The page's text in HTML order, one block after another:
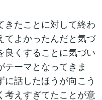
きたことに対して終わ
てよかったんだと気づ
良くすることに気づい
ーマとなってきま
話したほうが向こう
考えすぎてたことが意